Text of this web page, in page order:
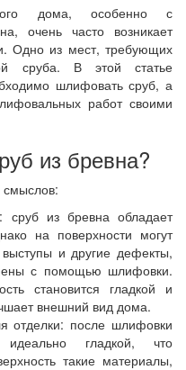
дома, особенно с
очень часто возникает
Одно из мест, требующих
сруба. В этой статье
шлифовать сруб, а
работ своими
из бревна?
смыслов:
сруб из бревна обладает
на поверхности могут
выступы и другие дефекты,
с помощью шлифовки.
становится гладкой и
внешний вид дома.
отделки: после шлифовки
идеально гладкой, что
такие материалы,